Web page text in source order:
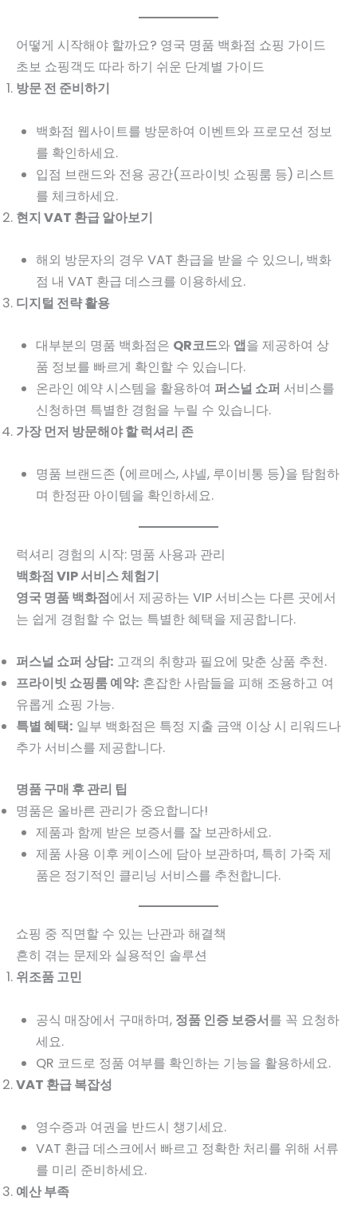
어떻게 시작해야 할까요? 영국 명품 백화점 쇼핑 가이드
초보 쇼핑객도 따라 하기 쉬운 단계별 가이드
방문 전 준비하기
백화점 웹사이트를 방문하여 이벤트와 프로모션 정보
를 확인하세요.
입점 브랜드와 전용 공간(프라이빗 쇼핑룸 등) 리스트
를 체크하세요.
현지 VAT 환급 알아보기
해외 방문자의 경우 VAT 환급을 받을 수 있으니, 백화
점 내 VAT 환급 데스크를 이용하세요.
디지털 전략 활용
대부분의 명품 백화점은 QR코드와 앱을 제공하여 상
품 정보를 빠르게 확인할 수 있습니다.
온라인 예약 시스템을 활용하여 퍼스널 쇼퍼 서비스를
신청하면 특별한 경험을 누릴 수 있습니다.
가장 먼저 방문해야 할 럭셔리 존
명품 브랜드존 (에르메스, 샤넬, 루이비통 등)을 탐험하
며 한정판 아이템을 확인하세요.
럭셔리 경험의 시작: 명품 사용과 관리
백화점 VIP 서비스 체험기
영국 명품 백화점에서 제공하는 VIP 서비스는 다른 곳에서
는 쉽게 경험할 수 없는 특별한 혜택을 제공합니다.
퍼스널 쇼퍼 상담: 고객의 취향과 필요에 맞춘 상품 추천.
프라이빗 쇼핑룸 예약: 혼잡한 사람들을 피해 조용하고 여
유롭게 쇼핑 가능.
특별 혜택: 일부 백화점은 특정 지출 금액 이상 시 리워드나
추가 서비스를 제공합니다.
명품 구매 후 관리 팁
명품은 올바른 관리가 중요합니다!
제품과 함께 받은 보증서를 잘 보관하세요.
제품 사용 이후 케이스에 담아 보관하며, 특히 가죽 제
품은 정기적인 클리닝 서비스를 추천합니다.
쇼핑 중 직면할 수 있는 난관과 해결책
흔히 겪는 문제와 실용적인 솔루션
위조품 고민
공식 매장에서 구매하며, 정품 인증 보증서를 꼭 요청하
세요.
QR 코드로 정품 여부를 확인하는 기능을 활용하세요.
VAT 환급 복잡성
영수증과 여권을 반드시 챙기세요.
VAT 환급 데스크에서 빠르고 정확한 처리를 위해 서류
를 미리 준비하세요.
예산 부족